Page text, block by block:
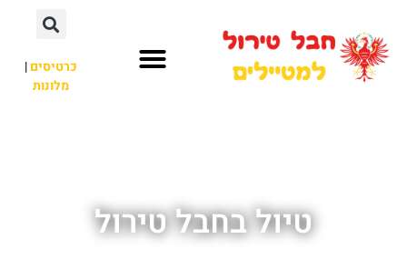
כרטיסים|
מלונות
טיול בחבל טירול